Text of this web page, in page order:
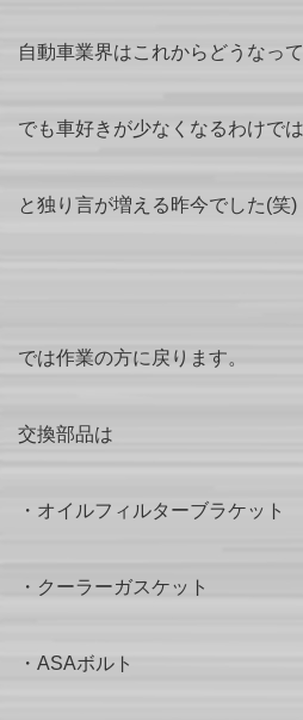
自動車業界はこれからどうなっ
でも車好きが少なくなるわけでは
と独り言が増える昨今でした(笑)
では作業の方に戻ります。
交換部品は
・オイルフィルターブラケット
・クーラーガスケット
・ASAボルト